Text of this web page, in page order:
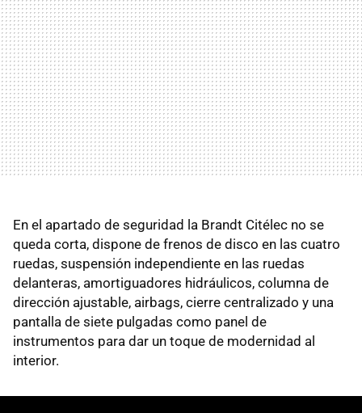
En el apartado de seguridad la Brandt Citélec no se
queda corta, dispone de frenos de disco en las cuatro
ruedas, suspensión independiente en las ruedas
delanteras, amortiguadores hidráulicos, columna de
dirección ajustable, airbags, cierre centralizado y una
pantalla de siete pulgadas como panel de
instrumentos para dar un toque de modernidad al
interior.